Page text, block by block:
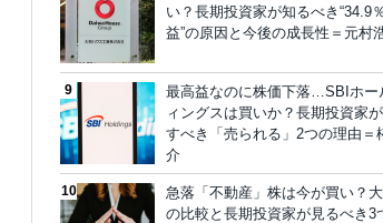
い？長期投資家が知るべき“34.9
益”の原因と今後の成長性＝元村
最高益なのに株価下落…SBIホー
ィングスは買いか？長期投資家
すべき「売られる」2つの理由＝
介
急落「不動産」株は今が買い？
の比較と長期投資家が見るべき3